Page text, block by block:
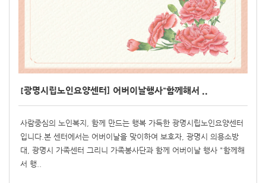
[광명시립노인요양센터] 어버이날행사"함께해서 ..
사람중심의 노인복지, 함께 만드는 행복 가득한 광명시립노인요양센터
입니다.본 센터에서는 어버이날을 맞이하여 보호자, 광명시 의용소방
대, 광명시 가족센터 그리니 가족봉사단과 함께 어버이날 행사 "함께해
서 행..